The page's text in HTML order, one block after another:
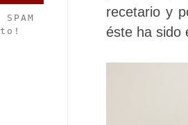
recetario y
éste ha sido